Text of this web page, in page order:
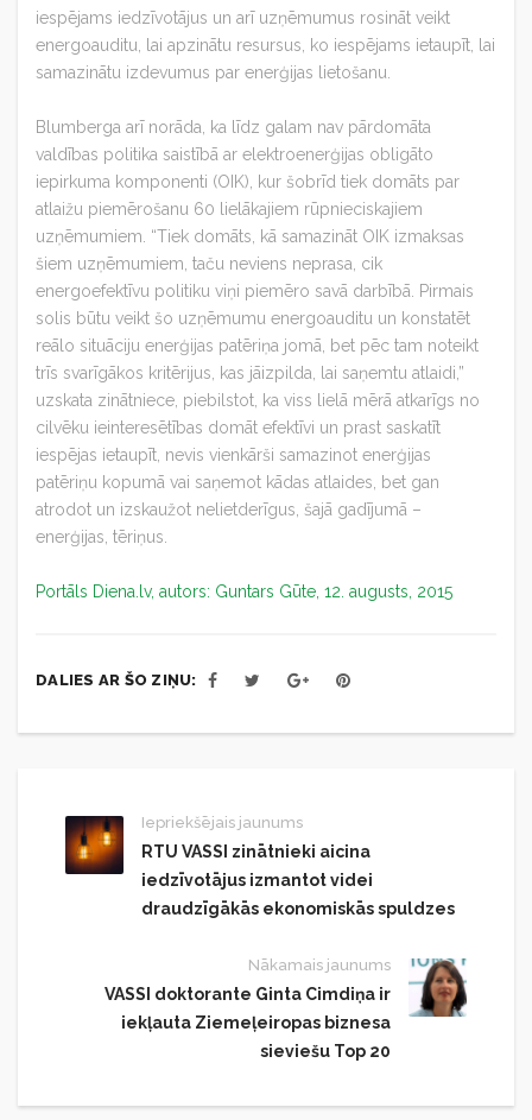
iespējams iedzīvotājus un arī uzņēmumus rosināt veikt
energoauditu, lai apzinātu resursus, ko iespējams ietaupīt, lai
samazinātu izdevumus par enerģijas lietošanu.
Blumberga arī norāda, ka līdz galam nav pārdomāta
valdības politika saistībā ar elektroenerģijas obligāto
iepirkuma komponenti (OIK), kur šobrīd tiek domāts par
atlaižu piemērošanu 60 lielākajiem rūpnieciskajiem
uzņēmumiem. “Tiek domāts, kā samazināt OIK izmaksas
šiem uzņēmumiem, taču neviens neprasa, cik
energoefektīvu politiku viņi piemēro savā darbībā. Pirmais
solis būtu veikt šo uzņēmumu energoauditu un konstatēt
reālo situāciju enerģijas patēriņa jomā, bet pēc tam noteikt
trīs svarīgākos kritērijus, kas jāizpilda, lai saņemtu atlaidi,”
uzskata zinātniece, piebilstot, ka viss lielā mērā atkarīgs no
cilvēku ieinteresētības domāt efektīvi un prast saskatīt
iespējas ietaupīt, nevis vienkārši samazinot enerģijas
patēriņu kopumā vai saņemot kādas atlaides, bet gan
atrodot un izskaužot nelietderīgus, šajā gadījumā –
enerģijas, tēriņus.
Portāls Diena.lv, autors: Guntars Gūte, 12. augusts, 2015
DALIES AR ŠO ZIŅU:
Iepriekšējais jaunums
RTU VASSI zinātnieki aicina
iedzīvotājus izmantot videi
draudzīgākās ekonomiskās spuldzes
Nākamais jaunums
VASSI doktorante Ginta Cimdiņa ir
iekļauta Ziemeļeiropas biznesa
sieviešu Top 20